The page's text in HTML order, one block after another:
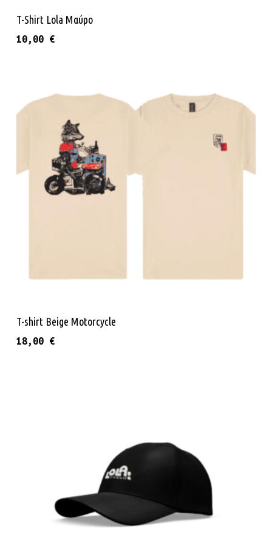
T-Shirt Lola Μαύρο
10,00 €
Προσθήκη Στο Καλάθι
T-shirt Beige Motorcycle
18,00 €